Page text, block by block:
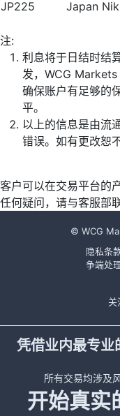
JP225
Japan
注:
利息将于日结时结
发，WCG
确保账户有足够的
平。
以上的信息是由流
错误。如有更改恕
客户可以在交易平台的
任何疑问，请与客服部联
© WCG
隐私条
争端处
关
凭借业内最专业
所有交易均涉及
开始真实